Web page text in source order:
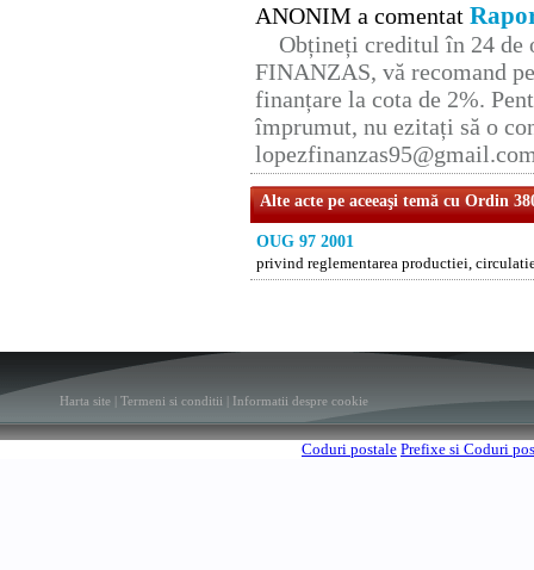
ANONIM a comentat
Obțineți creditul în 24 de
FINANZAS, vă recomand
finanțare la cota de 2%.
împrumut, nu ezitați să o
Alte acte pe aceeaşi temă cu Ordin
OUG 97 2001
privind reglementarea productiei,
Harta site Termeni si conditii Informatii despre cookie
Coduri postale Prefixe si Coduri